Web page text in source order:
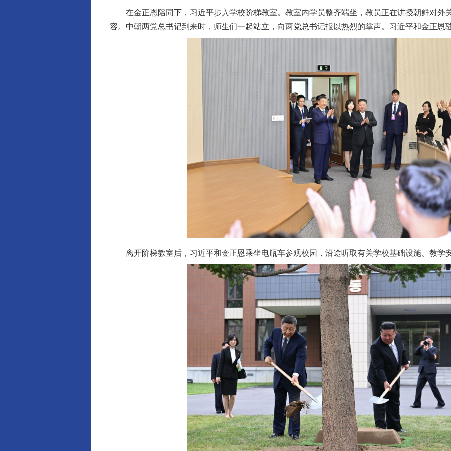
在金正恩陪同下，习近平步入学校阶梯教室。教室内学员整齐端坐，教员正在讲授朝鲜对外
容。中朝两党总书记到来时，师生们一起站立，向两党总书记报以热烈的掌声。习近平和金正恩
离开阶梯教室后，习近平和金正恩乘坐电瓶车参观校园，沿途听取有关学校基础设施、教学安